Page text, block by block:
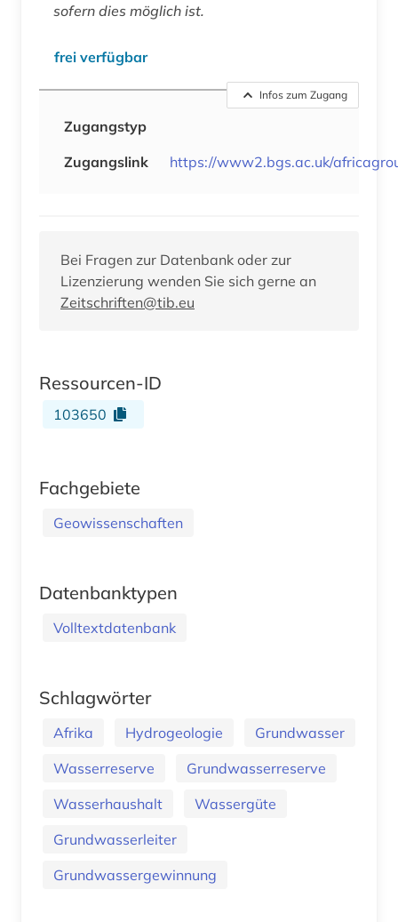
sofern dies möglich ist.
frei verfügbar
Infos zum Zugang
Zugangstyp
Zugangslink
https://www2.bgs.ac.uk/
Bei Fragen zur Datenbank oder zur
Lizenzierung wenden Sie sich gerne an
Zeitschriften@tib.eu
Ressourcen-ID
103650
Fachgebiete
Geowissenschaften
Datenbanktypen
Volltextdatenbank
Schlagwörter
Afrika Hydrogeologie
Grundwasser
Wasserreserve
Grundwasserreserve
Wasserhaushalt
Wassergüte
Grundwasserleiter
Grundwassergewinnung